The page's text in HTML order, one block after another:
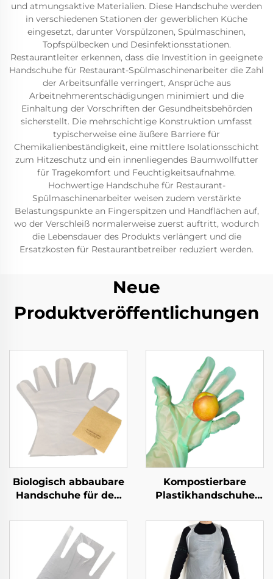
und atmungsaktive Materialien. Diese Handschuhe werden
in verschiedenen Stationen der gewerblichen Küche
eingesetzt, darunter Vorspülzonen, Spülmaschinen,
Topfspülbecken und Desinfektionsstationen.
Restaurantleiter erkennen, dass die Investition in geeignete
Handschuhe für Restaurant-Spülmaschinenarbeiter die Zahl
der Arbeitsunfälle verringert, Ansprüche aus
Arbeitnehmerentschädigungen minimiert und die
Einhaltung der Vorschriften der Gesundheitsbehörden
sicherstellt. Die mehrschichtige Konstruktion umfasst
typischerweise eine äußere Barriere für
Chemikalienbeständigkeit, eine mittlere Isolationsschicht
zum Hitzeschutz und ein innenliegendes Baumwollfutter
für Tragekomfort und Feuchtigkeitsaufnahme.
Hochwertige Handschuhe für Restaurant-
Spülmaschinenarbeiter weisen zudem verstärkte
Belastungspunkte an Fingerspitzen und Handflächen auf,
wo der Verschleiß normalerweise zuerst auftritt, wodurch
die Lebensdauer des Produkts verlängert und die
Ersatzkosten für Restaurantbetreiber reduziert werden.
Neue
Produktveröffentlichungen
Biologisch abbaubare
Handschuhe für den
kompostierbar aus
PLA PBAT Maisstärke
Material
Kompostierbare
Plastikhandschuhe
kompostierbar aus
PLA PBAT Maisstärke
Material